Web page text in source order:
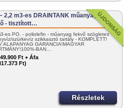
2,2 m3-es DRAINTANK műanyag -
- tisztított…
es PO. - poliolefin - műanyag fekvő szögletes
szürkevíz szikkasztó tartály - KOMPLETT!
ALAPANYAG GARANCIA!MAGYAR
BAN…
Ft + Áfa
Ft)
Részletek